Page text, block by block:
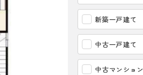
新築一戸建て
中古一戸建て
中古マンション